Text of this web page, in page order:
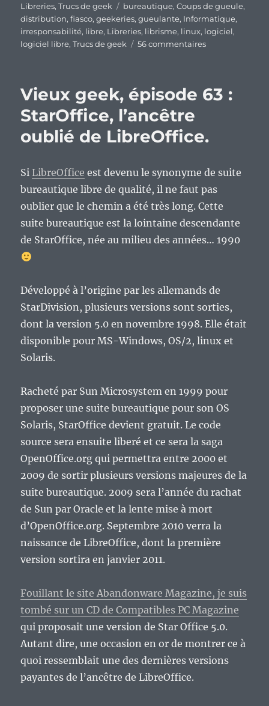
le
Libreries,Trucs de geek Étiquettes
bureautique,Coups de gueule,
distribution,fiasco,geekeries,gueulante, Informatique,
irresponsabilité, libre, Libreries, librisme, linux, logiciel,
logiciel libre,Trucs de geek 56 commentairessur
ne
le
Un
mal
?
Vieux geek, épisode 63 :
StarOffice, l’ancêtre
oublié de LibreOffice.
Si LibreOffice est devenu le synonyme de suite
bureautique libre de qualité, il ne faut pas
oublier que le chemin a été très long. Cette
suite bureautique est la lointaine descendante
de StarOffice, née au milieu des années… 1990
Développé à l’origine par les allemands de
StarDivision, plusieurs versions sont sorties,
dont la version 5.0 en novembre 1998. Elle était
disponible pour MS-Windows, OS/2, linux et
Solaris.
Racheté par Sun Microsystem en 1999 pour
proposer une suite bureautique pour son OS
Solaris, StarOffice devient gratuit. Le code
source sera ensuite liberé et ce sera la saga
OpenOffice.org qui permettra entre 2000 et
2009 de sortir plusieurs versions majeures de la
suite bureautique. 2009 sera l’année du rachat
de Sun par Oracle et la lente mise à mort
d’OpenOffice.org. Septembre 2010 verra la
naissance de LibreOffice, dont la première
version sortira en janvier 2011.
Fouillant le site Abandonware Magazine, je suis
tombé sur un CD de Compatibles PC Magazine
qui proposait une version de Star Office 5.0.
Autant dire, une occasion en or de montrer ce à
quoi ressemblait une des dernières versions
payantes de l’ancêtre de LibreOffice.